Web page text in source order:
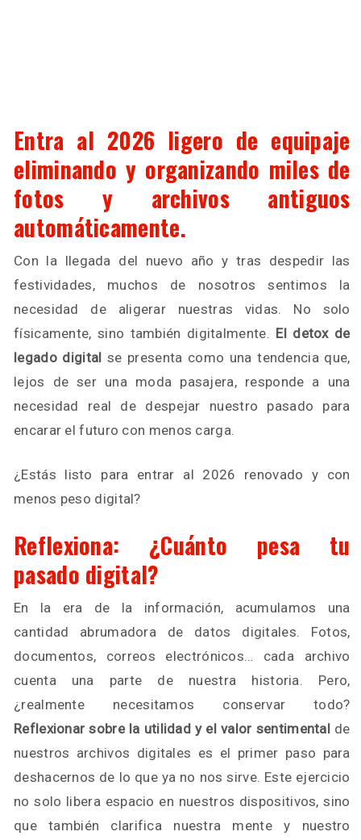
Entra al 2026 ligero de equipaje
eliminando y organizando miles de
fotos y archivos antiguos
automáticamente.
Con la llegada del nuevo año y tras despedir las
festividades, muchos de nosotros sentimos la
necesidad de aligerar nuestras vidas. No solo
físicamente, sino también digitalmente. El detox de
legado digital se presenta como una tendencia que,
lejos de ser una moda pasajera, responde a una
necesidad real de despejar nuestro pasado para
encarar el futuro con menos carga.
¿Estás listo para entrar al 2026 renovado y con
menos peso digital?
Reflexiona: ¿Cuánto pesa tu
pasado digital?
En la era de la información, acumulamos una
cantidad abrumadora de datos digitales. Fotos,
documentos, correos electrónicos… cada archivo
cuenta una parte de nuestra historia. Pero,
¿realmente necesitamos conservar todo?
Reflexionar sobre la utilidad y el valor sentimental de
nuestros archivos digitales es el primer paso para
deshacernos de lo que ya no nos sirve. Este ejercicio
no solo libera espacio en nuestros dispositivos, sino
que también clarifica nuestra mente y nuestro